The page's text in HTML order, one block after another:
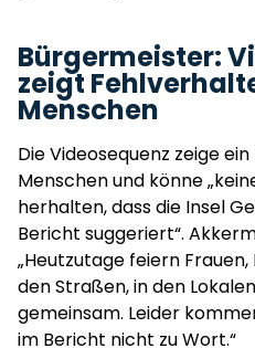
Bürgermeister:
zeigt
Menschen
Die Videosequenz zeige
Menschen und könne
herhalten, dass die Insel
Bericht suggeriert“.
„Heutzutage feiern
den Straßen, in den
gemeinsam. Leider
im Bericht nicht zu Wort.“